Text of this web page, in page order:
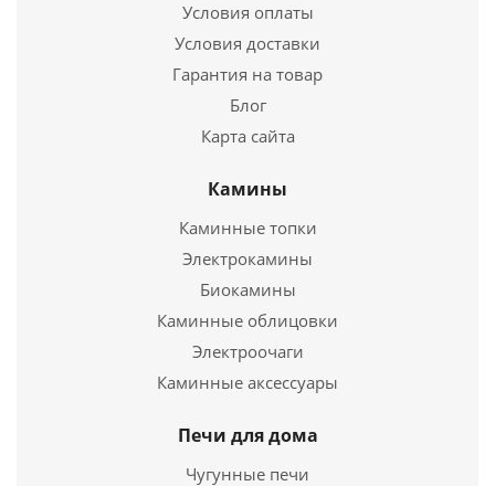
Купить в 1 клик
Условия оплаты
Условия доставки
Гарантия на товар
Блог
Карта сайта
Камины
Каминные топки
Электрокамины
Биокамины
Каминные облицовки
Электроочаги
Каминные аксессуары
Печи для дома
Чугунные печи